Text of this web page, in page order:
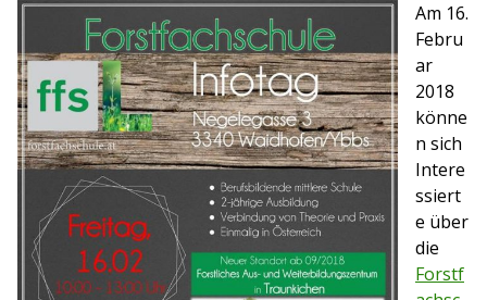
Am 16.
Febru
ar
2018
könne
n sich
Intere
ssiert
e über
die
Forstf